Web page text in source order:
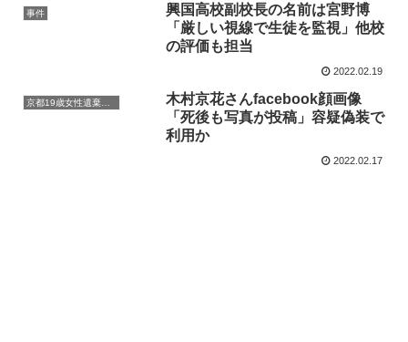
事件
興国高校副校長の名前は宮野博
「厳しい視線で生徒を監視」他校
の評価も担当
2022.02.19
京都19歳女性遺棄事件
木村京花さんfacebook顔画像
「死後も写真が投稿」容疑偽装で
利用か
2022.02.17